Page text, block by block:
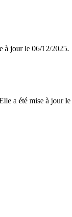
à jour le 06/12/2025.
a été mise à jour